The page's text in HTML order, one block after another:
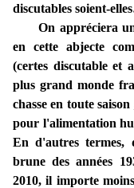
discutables soient-
On appréciera une
en cette abjecte
(certes discutable et
plus grand monde
chasse en toute
pour l'alimentation
En d'autres termes,
brune des années
2010, il importe